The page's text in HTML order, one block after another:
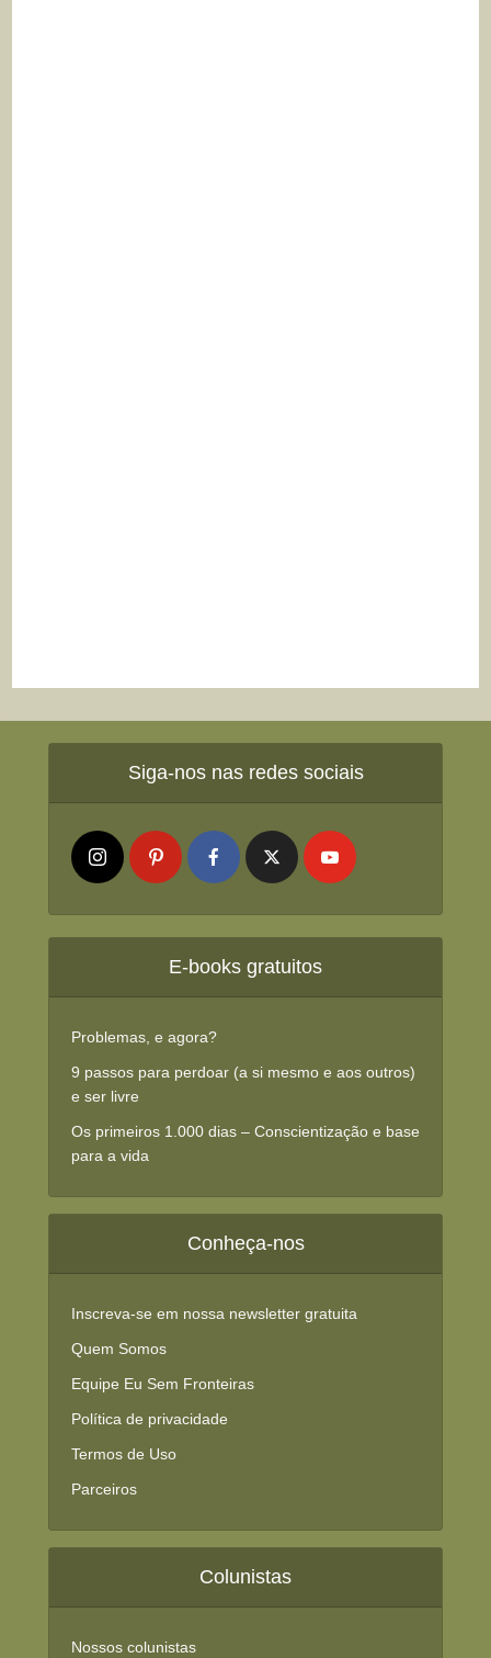
Siga-nos nas redes sociais
E-books gratuitos
Problemas, e agora?
9 passos para perdoar (a si mesmo e aos outros)
e ser livre
Os primeiros 1.000 dias – Conscientização e base
para a vida
Conheça-nos
Inscreva-se em nossa newsletter gratuita
Quem Somos
Equipe Eu Sem Fronteiras
Política de privacidade
Termos de Uso
Parceiros
Colunistas
Nossos colunistas